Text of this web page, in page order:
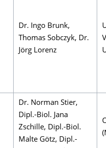
Dr. Ingo Brunk,
Thomas Sobczyk, Dr.
Jörg Lorenz
Dr. Norman Stier,
Dipl.-Biol. Jana
Zschille, Dipl.-Biol.
Malte Götz, Dipl.-